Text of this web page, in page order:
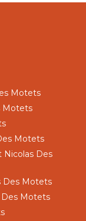
Motets
Motets
Motets
Nicolas Des
Des Motets
Des Motets